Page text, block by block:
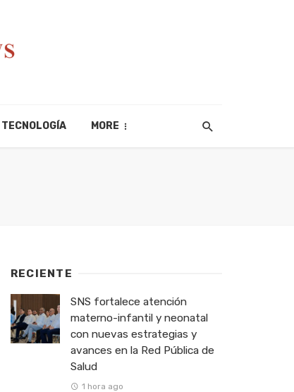
TECNOLOGÍA MORE
RECIENTE
SNS fortalece atención
materno-infantil y neonatal
con nuevas estrategias y
avances en la Red Pública de
Salud
1 hora ago